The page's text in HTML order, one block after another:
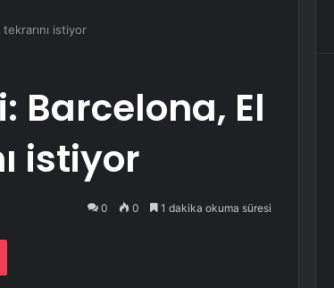
tekrarını istiyor
Barcelona, El
istiyor
0 0 1 dakika okuma süresi
Pocket